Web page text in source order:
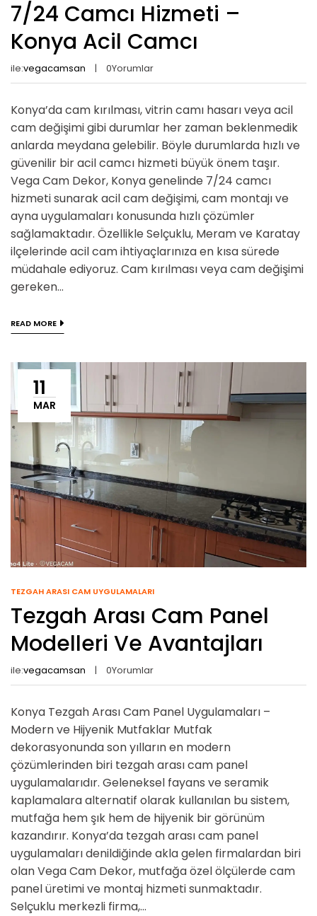
7/24 Camcı Hizmeti –
Konya Acil Camcı
ile:vegacamsan 0Yorumlar
Konya’da cam kırılması, vitrin camı hasarı veya acil
cam değişimi gibi durumlar her zaman beklenmedik
anlarda meydana gelebilir. Böyle durumlarda hızlı ve
güvenilir bir acil camcı hizmeti büyük önem taşır.
Vega Cam Dekor, Konya genelinde 7/24 camcı
hizmeti sunarak acil cam değişimi, cam montajı ve
ayna uygulamaları konusunda hızlı çözümler
sağlamaktadır. Özellikle Selçuklu, Meram ve Karatay
ilçelerinde acil cam ihtiyaçlarınıza en kısa sürede
müdahale ediyoruz. Cam kırılması veya cam değişimi
gereken...
READ MORE
11
MAR
TEZGAH ARASI CAM UYGULAMALARI
Tezgah Arası Cam Panel
Modelleri Ve Avantajları
ile:vegacamsan 0Yorumlar
Konya Tezgah Arası Cam Panel Uygulamaları –
Modern ve Hijyenik Mutfaklar Mutfak
dekorasyonunda son yılların en modern
çözümlerinden biri tezgah arası cam panel
uygulamalarıdır. Geleneksel fayans ve seramik
kaplamalara alternatif olarak kullanılan bu sistem,
mutfağa hem şık hem de hijyenik bir görünüm
kazandırır. Konya’da tezgah arası cam panel
uygulamaları denildiğinde akla gelen firmalardan biri
olan Vega Cam Dekor, mutfağa özel ölçülerde cam
panel üretimi ve montaj hizmeti sunmaktadır.
Selçuklu merkezli firma,...